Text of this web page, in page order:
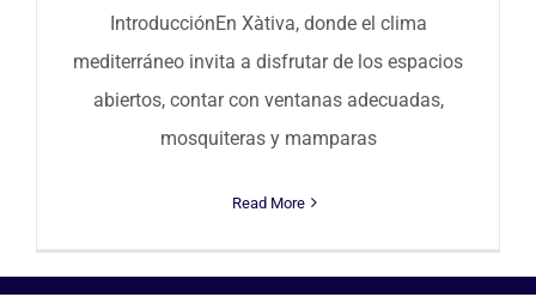
IntroducciónEn Xàtiva, donde el clima
mediterráneo invita a disfrutar de los espacios
abiertos, contar con ventanas adecuadas,
mosquiteras y mamparas
Read More